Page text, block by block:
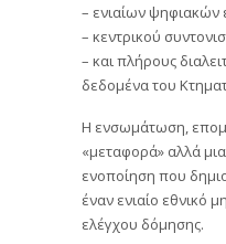
– ενιαίων ψηφιακών
– κεντρικού
– και πλήρους
δεδομένα του
Η ενσωμάτωση,
«μεταφορά» αλλά
ενοποίηση που
έναν ενιαίο εθνικό
ελέγχου δόμησης.